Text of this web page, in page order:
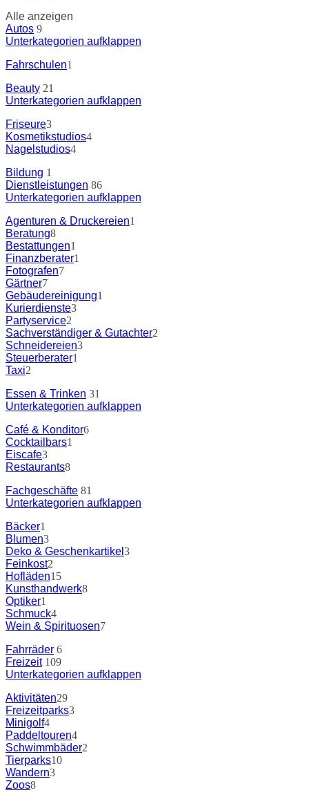
Alle anzeigen
Autos 9
Unterkategorien aufklappen
Fahrschulen1
Beauty 21
Unterkategorien aufklappen
Friseure3
Kosmetikstudios4
Nagelstudios4
Bildung 1
Dienstleistungen 86
Unterkategorien aufklappen
Agenturen & Druckereien1
Beratung8
Bestattungen1
Finanzberater1
Fotografen7
Gärtner7
Gebäudereinigung1
Kurierdienste3
Partyservice2
Sachverständiger & Gutachter2
Schneidereien3
Steuerberater1
Taxi2
Essen & Trinken 31
Unterkategorien aufklappen
Café & Konditor6
Cocktailbars1
Eiscafe3
Restaurants8
Fachgeschäfte 81
Unterkategorien aufklappen
Bäcker1
Blumen3
Deko & Geschenkartikel 3
Feinkost2
Hofläden15
Kunsthandwerk8
Optiker1
Schmuck4
Wein & Spirituosen7
Fahrräder 6
Freizeit109
Unterkategorien aufklappen
Aktivitäten29
Freizeitparks3
Minigolf4
Paddeltouren4
Schwimmbäder2
Tierparks10
Wandern3
Zoos8